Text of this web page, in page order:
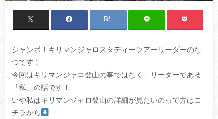
ジャンボ！キリマンジャロスタディーツアーリーダーのな
つです！
今回はキリマンジャロ登山の事ではなく、リーダーである
「私」の話です！
いや私はキリマンジャロ登山の詳細が見たいのって方はコ
チラから